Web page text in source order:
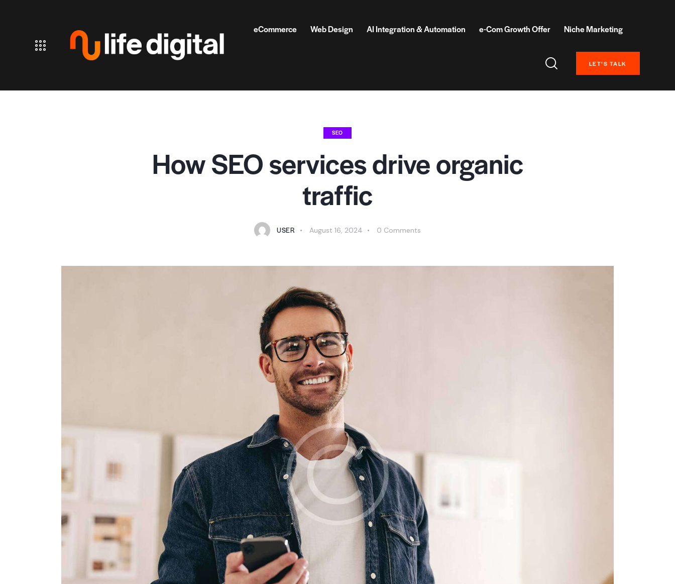
eCommerce Web Design AI Integration & Automation e-Com Growth Offer Niche Marketing
LET’S TALK
SEO
How SEO services drive organic
traffic
USER August 16, 2024 0 Comments